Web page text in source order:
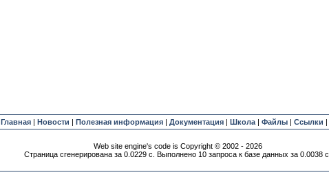
Главная| Новости | Полезная информация| Документация| Школа| Файлы| Ссылки |
Web site engine's code is Copyright © 2002 - 2026
Страница сгенерирована за 0.0229 с. Выполнено 10 запроса к базе данных за 0.0038 с.